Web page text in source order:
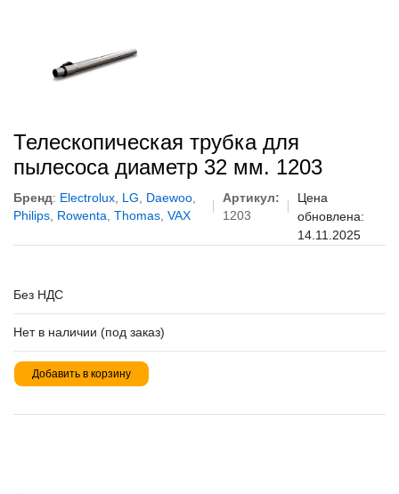
Телескопическая трубка для
пылесоса диаметр 32 мм. 1203
Бренд: Electrolux LG Daewoo
Philips Rowenta Thomas VAX
Артикул:
1203
Цена
обновлена:
14.11.2025
Без НДС
Нет в наличии (под заказ)
Добавить в корзину